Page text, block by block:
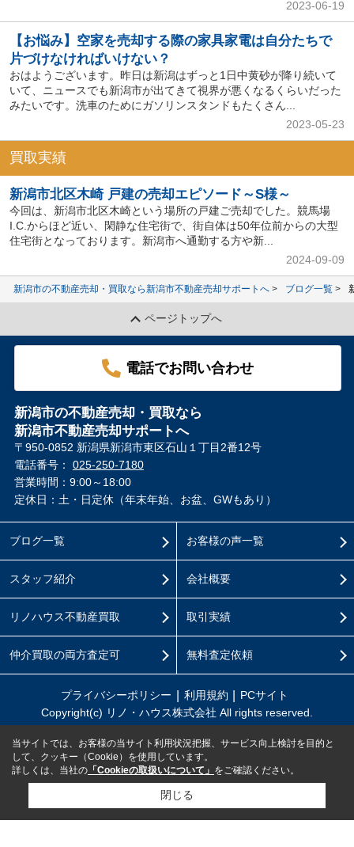
2023-06-19
【お悩み】空家を売却する際の家具家電は自分たちで
片づけなければいけない？
おはようございます。昨日は新潟はずっと1日中黄砂が降り続いて
いて、ニュースでも新潟市が出てきて視界が悪くなるくらいだった
みたいです。洗車のためにガソリンスタンドもたくさん...
2023-05-23
買取実績
新潟市北区木崎 戸建の売却エピソード～S様～
今回は、新潟市北区木崎という場所の戸建ご売却でした。競馬場
I.C.からほど近い、閑静な住宅街で、街自体は50年位前からの大型
住宅街となっております。新潟市へ通勤する方や新...
2024-09-09
新潟市の不動産売却・買取なら新潟市不動産売却サポートへ ブログ一覧
ページトップへ
電話でお問い合わせ
新潟市の不動産売却・買取なら
新潟市不動産売却サポートへ
〒950-0852 新潟県新潟市東区石山１丁目2番12号
電話番号： 025-250-7180
営業時間：9:00～18:00
定休日：土・日定休（年末年始、お盆、GWもあり）
ブログ一覧
スタッフ紹介
リノハウス不動産買取
仲介買取の両方査定可
お客様の声一覧
会社概要
取引実績
無料査定依頼
プライバシーポリシー 利用規約
PCサイト
Copyright(c) リノ・ハウス株式会社 All rights reserved.
当サイトでは、お客様の当サイト利用状況把握、サービス向上検討を目的と
して、クッキー（Cookie）を使用しています。
詳しくは、当社の 「Cookieの取扱いについて」 をご確認ください。
閉じる